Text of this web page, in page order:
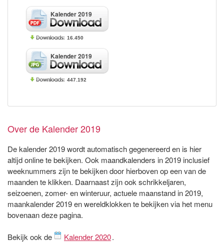
Kalender 2019
16.450
Kalender 2019
447.192
Over de Kalender 2019
De kalender 2019 wordt automatisch gegenereerd en is hier
altijd online te bekijken. Ook maandkalenders in 2019 inclusief
weeknummers zijn te bekijken door hierboven op een van de
maanden te klikken. Daarnaast zijn ook schrikkeljaren,
seizoenen, zomer- en winteruur, actuele maanstand in 2019,
maankalender 2019 en wereldklokken te bekijken via het menu
bovenaan deze pagina.
Bekijk ook de Kalender 2020.